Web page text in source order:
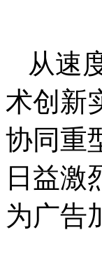
从速
术创新
协同重
日益激
为广告